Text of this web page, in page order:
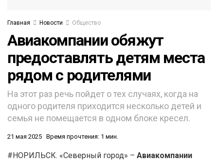
Главная Новости Общество
Авиакомпании обяжут
предоставлять детям места
рядом с родителями
На этот раз речь пойдет о тех случаях, когда на
одного родителя приходится несколько детей и
семья не помещается в одном блоке кресел.
21 мая 2025 Время прочтения: 1 мин.
#НОРИЛЬСК. «Северный город» – Авиакомпании